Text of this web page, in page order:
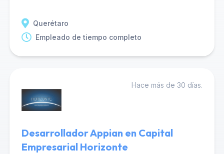
Querétaro
Empleado de tiempo completo
Hace más de 30 días.
Desarrollador Appian en Capital
Empresarial Horizonte